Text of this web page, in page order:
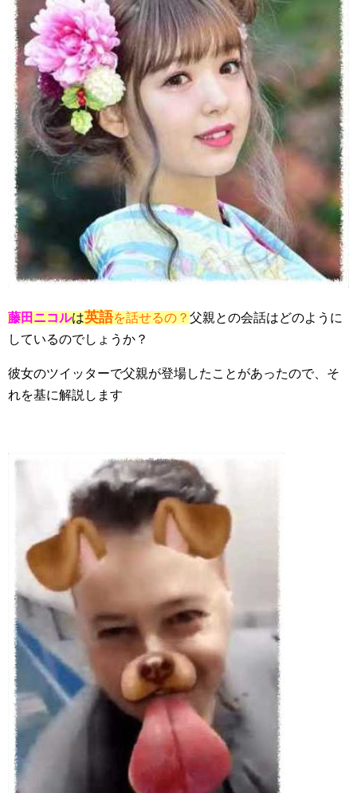
藤田ニコルは英語を話せるの？ 父親との会話はどのように
しているのでしょうか？
彼女のツイッターで父親が登場したことがあったので、そ
れを基に解説します